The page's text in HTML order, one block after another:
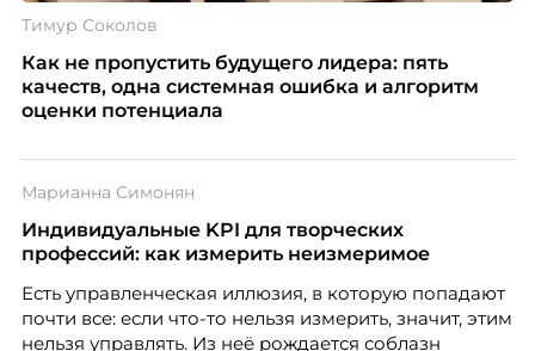
Тимур Соколов
Как не пропустить будущего лидера: пять
качеств, одна системная ошибка и алгоритм
оценки потенциала
Марианна Симонян
Индивидуальные KPI для творческих
профессий: как измерить неизмеримое
Есть управленческая иллюзия, в которую попадают
почти все: если что-то нельзя измерить, значит, этим
нельзя управлять. Из неё рождается соблазн